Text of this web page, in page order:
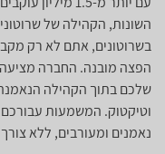
השונות, הקהילה של
בשרוטונים, אתם לא רק
הפצה מובנה. החברה מציעה
שלכם בתוך הקהילה הנאמנה
וטיקטוק. המשמעות
נאמנים ומעורבים, ללא